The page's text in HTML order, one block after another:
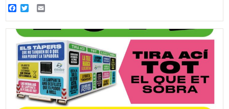
Facebook
Twitter